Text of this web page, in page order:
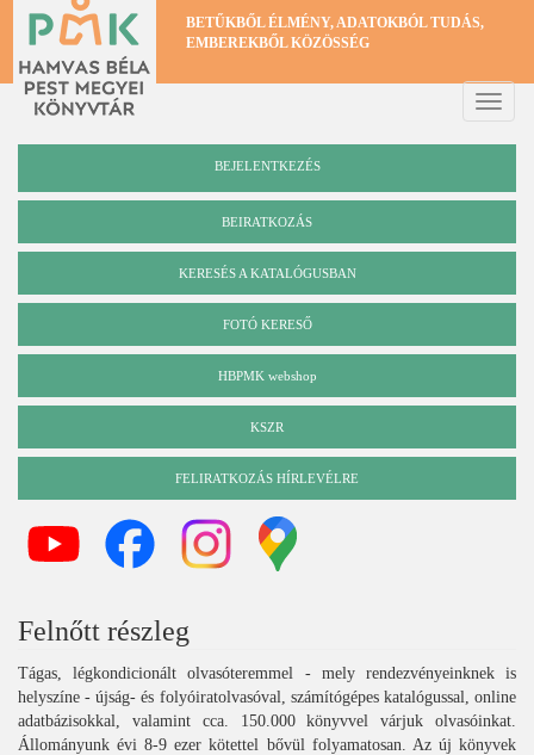
Ugrás
tartalomra
BETŰKBŐL ÉLMÉNY, ADATOKBÓL TUDÁS,
EMBEREKBŐL KÖZÖSSÉG
Toggle
BEJELENTKEZÉS
BEIRATKOZÁS
Katalógus
KERESÉS A KATALÓGUSBAN
FOTÓ KERESŐ
HBPMK webshop
KSZR
FELIRATKOZÁS HÍRLEVÉLRE
Felnőtt részleg
Tágas, légkondicionált olvasóteremmel - mely rendezvényeinknek is
helyszíne - újság- és folyóiratolvasóval, számítógépes katalógussal, online
adatbázisokkal, valamint cca. 150.000 könyvvel várjuk olvasóinkat.
Állományunk évi 8-9 ezer kötettel bővül folyamatosan. Az új könyvek